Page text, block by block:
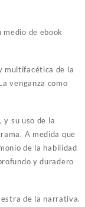
de ebook
multifacética de la
venganza como
y su uso de la
A medida que
de la habilidad
y duradero
de la narrativa.